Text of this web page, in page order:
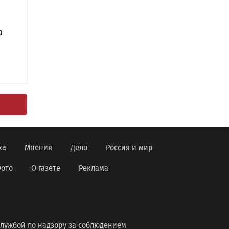
Мнения Дело Россия и мир
О газете Реклама
по надзору за соблюдением